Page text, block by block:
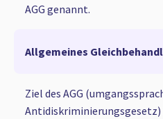
AGG genannt.
Allgemeines
Ziel des AGG
Antidiskriminierungsgesetz)